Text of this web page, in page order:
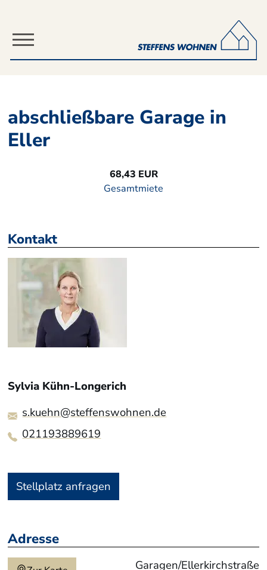
abschließbare Garage in
Eller
68,43 EUR
Gesamtmiete
Kontakt
Sylvia Kühn-Longerich
s.kuehn@steffenswohnen.de
021193889619
Stellplatz anfragen
Adresse
Garagen/Ellerkirchstraße